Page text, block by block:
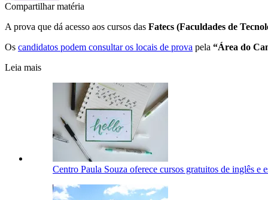
Compartilhar matéria
A prova que dá acesso aos cursos das Fatecs (Faculdades de
Os candidatos podem consultar os locais de prova pela “Área do
Leia mais
Centro Paula Souza oferece cursos gratuitos de inglês e